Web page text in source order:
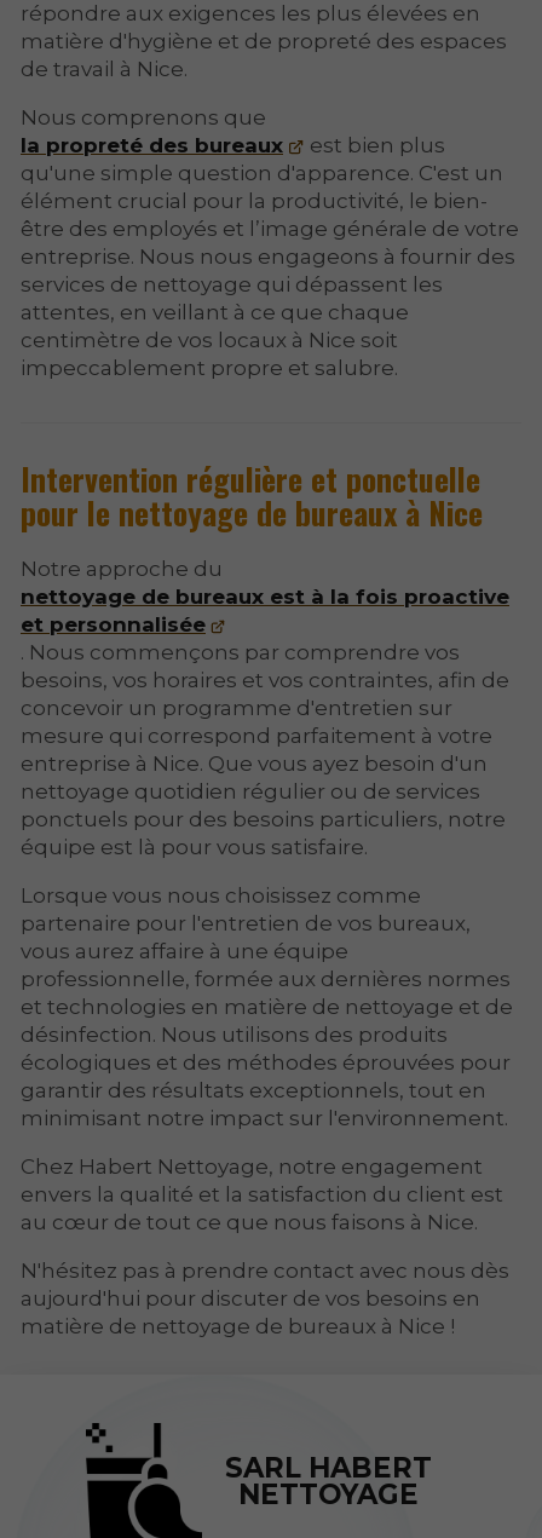
répondre aux exigences les plus élevées en
matière d'hygiène et de propreté des espaces
de travail à Nice.
Nous comprenons que
la propreté des bureaux
est bien plus
qu'une simple question d'apparence. C'est un
élément crucial pour la productivité, le bien-
être des employés et l’image générale de votre
entreprise. Nous nous engageons à fournir des
services de nettoyage qui dépassent les
attentes, en veillant à ce que chaque
centimètre de vos locaux à Nice soit
impeccablement propre et salubre.
Intervention régulière et ponctuelle
pour le nettoyage de bureaux à Nice
Notre approche du
nettoyage de bureaux est à la fois proactive
et personnalisée
. Nous commençons par comprendre vos
besoins, vos horaires et vos contraintes, afin de
concevoir un programme d'entretien sur
mesure qui correspond parfaitement à votre
entreprise à Nice. Que vous ayez besoin d'un
nettoyage quotidien régulier ou de services
ponctuels pour des besoins particuliers, notre
équipe est là pour vous satisfaire.
Lorsque vous nous choisissez comme
partenaire pour l'entretien de vos bureaux,
vous aurez affaire à une équipe
professionnelle, formée aux dernières normes
et technologies en matière de nettoyage et de
désinfection. Nous utilisons des produits
écologiques et des méthodes éprouvées pour
garantir des résultats exceptionnels, tout en
minimisant notre impact sur l'environnement.
Chez Habert Nettoyage, notre engagement
envers la qualité et la satisfaction du client est
au cœur de tout ce que nous faisons à Nice.
N'hésitez pas à prendre contact avec nous dès
aujourd'hui pour discuter de vos besoins en
matière de nettoyage de bureaux à Nice !
SARL HABERT
NETTOYAGE